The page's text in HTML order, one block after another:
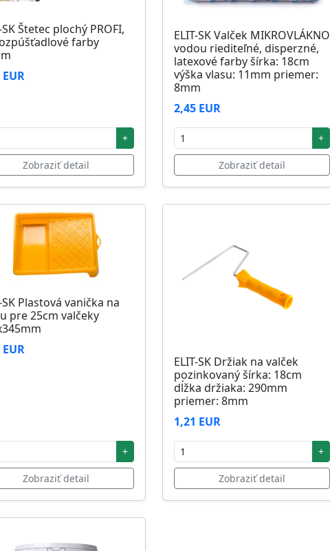
SK Štetec plochý PROFI,
farby
+
Zobraziť detail
ELIT-SK Valček MIKROVLÁKNO
vodou riediteľné, disperzné,
latexové farby šírka: 18cm
výška vlasu: 11mm priemer:
8mm
2,45 EUR
+
Zobraziť detail
SK Plastová vanička na
pre 25cm valčeky
+
Zobraziť detail
ELIT-SK Držiak na valček
pozinkovaný šírka: 18cm
dĺžka držiaka: 290mm
priemer: 8mm
1,21 EUR
+
Zobraziť detail